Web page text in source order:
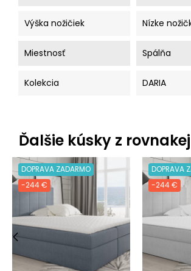
Výška nožičiek Nízke
Miestnosť Spálňa
Kolekcia DARIA
Ďalšie kúsky z
DOPRAVA ZADARMO
-244 €
DOPRAVA
-244 €